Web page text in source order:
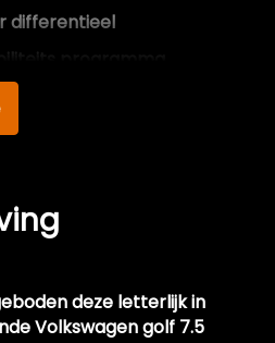
differentieel
programma
deze letterlijk in
Volkswagen golf 7.5